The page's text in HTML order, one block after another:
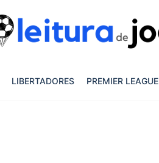
LIBERTADORES PREMIER LEAGUE